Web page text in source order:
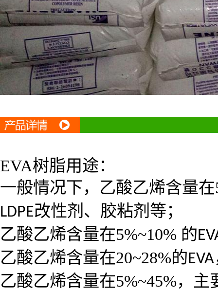
EVA树脂用途：
一般情况下，乙酸乙烯含量在
LDPE改性剂、胶粘剂等；
乙酸乙烯含量在5%~10% 的
乙酸乙烯含量在20~28%的EVA
乙酸乙烯含量在5%~45%，主